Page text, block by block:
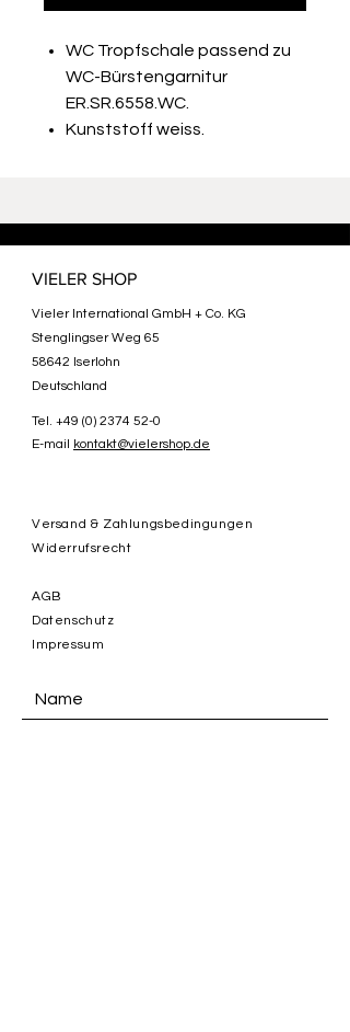
WC Tropfschale passend zu
WC-Bürstengarnitur
ER.SR.6558.WC.
Kunststoff weiss.
VIELER SHOP
Vieler International GmbH + Co. KG
Stenglingser Weg 65
58642 Iserlohn
Deutschland
Tel. +49 (0) 2374 52-0
E-mail
kontakt@vielershop.de
Versand & Zahlungsbedingungen
Widerrufsrecht
AGB
Datenschutz
Impressum